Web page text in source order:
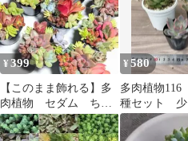
根植物 コーデックス 抜
き苗 発芽済
詰め合わせ
¥399
【このまま飾れる】多
肉植物 セダム ちま
ちまプチ寄せ植え【育
成説明書付】
¥580
多肉植物
種セット 少